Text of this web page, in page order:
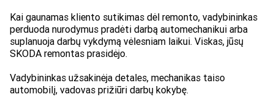
Kai gaunamas kliento sutikimas dėl remonto, vadybininkas
perduoda nurodymus pradėti darbą automechanikui arba
suplanuoja darbų vykdymą vėlesniam laikui. Viskas, jūsų
SKODA remontas prasidėjo.
Vadybininkas užsakinėja detales, mechanikas taiso
automobilį, vadovas prižiūri darbų kokybę.